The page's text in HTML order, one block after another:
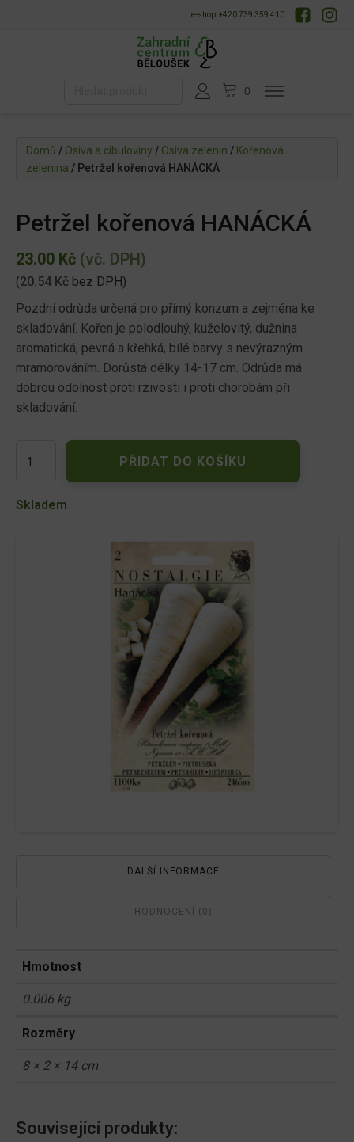
e-shop: +420 739 359 410
Domů / Osiva a cibuloviny / Osiva zelenin / Kořenová
zelenina / Petržel kořenová HANÁCKÁ
Petržel kořenová HANÁCKÁ
23.00 Kč (vč. DPH)
(20.54 Kč bez DPH)
Pozdní odrůda určená pro přímý konzum a zejména ke
skladování. Kořen je polodlouhý, kuželovitý, dužnina
aromatická, pevná a křehká, bílé barvy s nevýrazným
mramorováním. Dorůstá délky 14-17 cm. Odrůda má
dobrou odolnost proti rzivosti i proti chorobám při
skladování.
kořenová
množství
PŘIDAT DO KOŠÍKU
Skladem
DALŠÍ INFORMACE
HODNOCENÍ (0)
Hmotnost
0.006 kg
Rozměry
8 × 2 × 14 cm
Související produkty: